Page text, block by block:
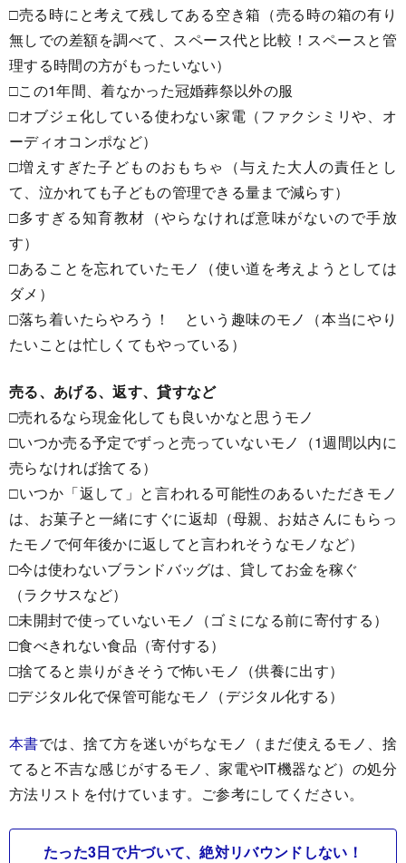
□売る時にと考えて残してある空き箱（売る時の箱の有り
無しでの差額を調べて、スペース代と比較！スペースと管
理する時間の方がもったいない）
□この1年間、着なかった冠婚葬祭以外の服
□オブジェ化している使わない家電（ファクシミリや、オ
ーディオコンポなど）
□増えすぎた子どものおもちゃ（与えた大人の責任とし
て、泣かれても子どもの管理できる量まで減らす）
□多すぎる知育教材（やらなければ意味がないので手放
す）
□あることを忘れていたモノ（使い道を考えようとしては
ダメ）
□落ち着いたらやろう！ という趣味のモノ（本当にやり
たいことは忙しくてもやっている）
売る、あげる、返す、貸すなど
□売れるなら現金化しても良いかなと思うモノ
□いつか売る予定でずっと売っていないモノ（1週間以内に
売らなければ捨てる）
□いつか「返して」と言われる可能性のあるいただきモノ
は、お菓子と一緒にすぐに返却（母親、お姑さんにもらっ
たモノで何年後かに返してと言われそうなモノなど）
□今は使わないブランドバッグは、貸してお金を稼ぐ
（ラクサスなど）
□未開封で使っていないモノ（ゴミになる前に寄付する）
□食べきれない食品（寄付する）
□捨てると祟りがきそうで怖いモノ（供養に出す）
□デジタル化で保管可能なモノ（デジタル化する）
本書では、捨て方を迷いがちなモノ（まだ使えるモノ、捨
てると不吉な感じがするモノ、家電やIT機器など）の処分
方法リストを付けています。ご参考にしてください。
たった3日で片づいて、絶対リバウンドしない！